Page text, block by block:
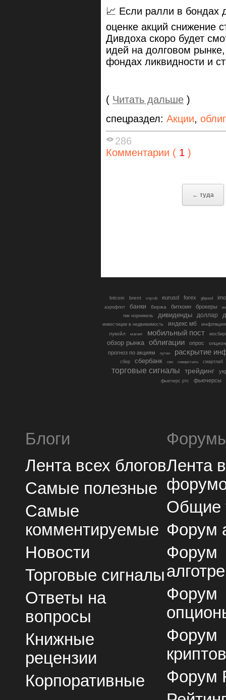
📈 Если ралли в бондах
оценке акций снижение
Дивдоха скоро будет
идей на долговом
фондах ликвидности и
( Читать дальше )
спецраздел: Акции,
286
Комментарии ( 1 )
← туда
bitcoin brent cnyrub eurusd forex gbpusd
аэрофлот банки биржа биткоин брокеры
гмк норникель
дивиденды доллар
инвестиции в недвижимость индекс мб
инфляция
лукойл
магнит мобильный пост
обзор рынка облигации опрос
прогноз по акциям путин раскрытие
сбер сбербанк сво северсталь смартлаб
торговые сигналы трейдинг
фьючерс ртс фьючерсы
Блоги
Лента всех блогов
Самые полезные
Самые
комментируемые
Новости
Торговые сигналы
Ответы на
вопросы
Книжные
рецензии
Корпоративные
Лента
Общие
Форум
Форум
Форум
Форум
Форум